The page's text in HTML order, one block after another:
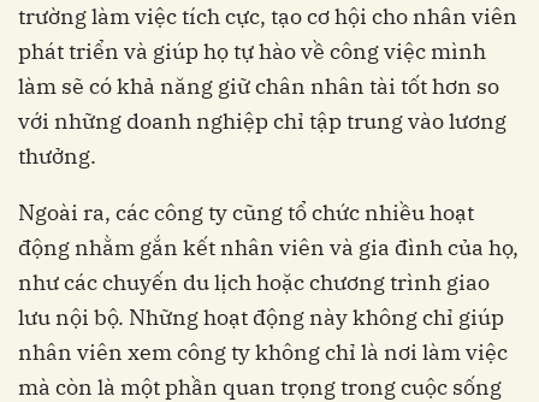
trường làm việc tích cực, tạo cơ hội cho nhân viên
phát triển và giúp họ tự hào về công việc mình
làm sẽ có khả năng giữ chân nhân tài tốt hơn so
với những doanh nghiệp chỉ tập trung vào lương
thưởng.
Ngoài ra, các công ty cũng tổ chức nhiều hoạt
động nhằm gắn kết nhân viên và gia đình của họ,
như các chuyến du lịch hoặc chương trình giao
lưu nội bộ. Những hoạt động này không chỉ giúp
nhân viên xem công ty không chỉ là nơi làm việc
mà còn là một phần quan trọng trong cuộc sống